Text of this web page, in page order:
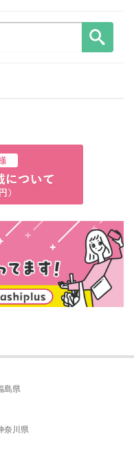
島県
奈川県